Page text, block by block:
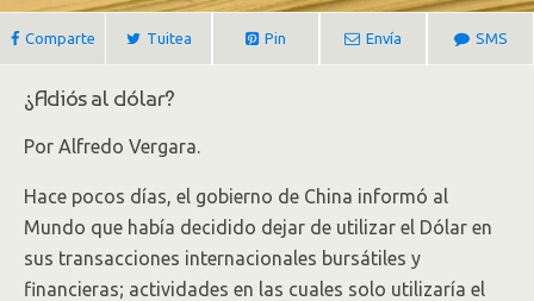
Comparte Tuitea Pin Envía SMS
¿Adiós al dólar?
Por Alfredo Vergara.
Hace pocos días, el gobierno de China informó al
Mundo que había decidido dejar de utilizar el Dólar en
sus transacciones internacionales bursátiles y
financieras; actividades en las cuales solo utilizaría el